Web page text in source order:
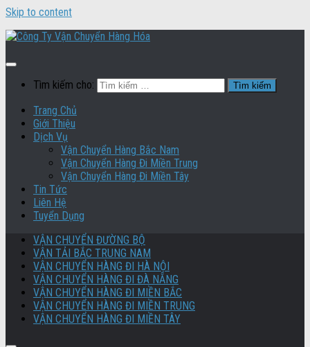
Skip to content
Tìm kiếm cho:
Trang Chủ
Giới Thiệu
Dịch Vụ
Vận Chuyển Hàng Bắc Nam
Vận Chuyển Hàng Đi Miền Trung
Vận Chuyển Hàng Đi Miền Tây
Tin Tức
Liên Hệ
Tuyển Dụng
VẬN CHUYỂN ĐƯỜNG BỘ
VẬN TẢI BẮC TRUNG NAM
VẬN CHUYỂN HÀNG ĐI HÀ NỘI
VẬN CHUYỂN HÀNG ĐI ĐÀ NẴNG
VẬN CHUYỂN HÀNG ĐI MIỀN BẮC
VẬN CHUYỂN HÀNG ĐI MIỀN TRUNG
VẬN CHUYỂN HÀNG ĐI MIỀN TÂY